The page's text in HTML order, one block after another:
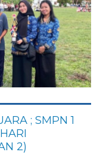
; SMPN 1
2)